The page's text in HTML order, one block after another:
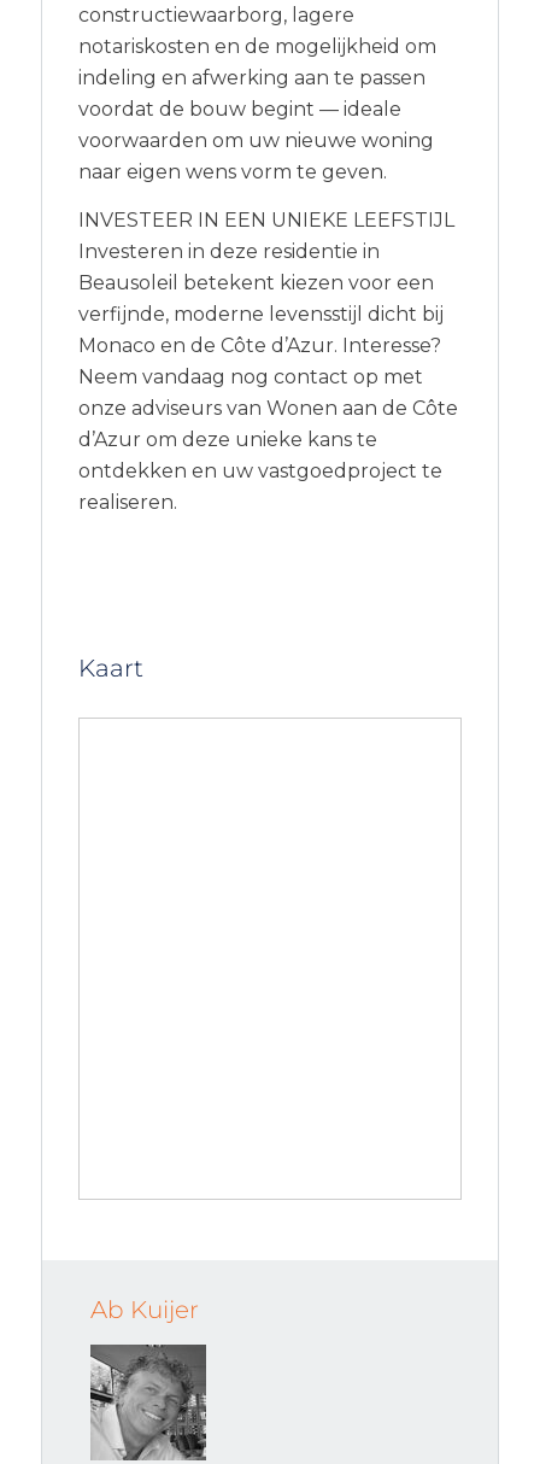
constructiewaarborg, lagere
notariskosten en de mogelijkheid om
indeling en afwerking aan te passen
voordat de bouw begint — ideale
voorwaarden om uw nieuwe woning
naar eigen wens vorm te geven.
INVESTEER IN EEN UNIEKE LEEFSTIJL
Investeren in deze residentie in
Beausoleil betekent kiezen voor een
verfijnde, moderne levensstijl dicht bij
Monaco en de Côte d’Azur. Interesse?
Neem vandaag nog contact op met
onze adviseurs van Wonen aan de Côte
d’Azur om deze unieke kans te
ontdekken en uw vastgoedproject te
realiseren.
Kaart
Ab Kuijer